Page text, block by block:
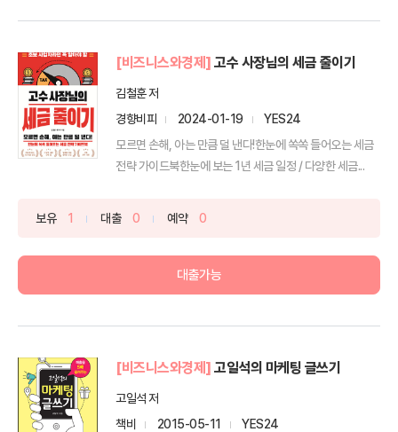
[비즈니스와경제] 고수 사장님의 세금 줄이기
김철훈 저
경향비피
2024-01-19
YES24
모르면 손해, 아는 만큼 덜 낸다!한눈에 쏙쏙 들어오는 세금
전략 가이드북한눈에 보는 1년 세금 일정 / 다양한 세금...
보유 1 대출 0 예약 0
대출가능
[비즈니스와경제] 고일석의 마케팅 글쓰기
고일석 저
책비
2015-05-11
YES24